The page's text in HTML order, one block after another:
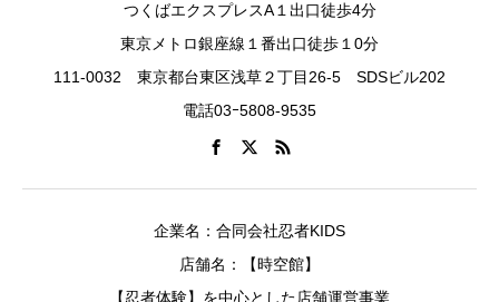
つくばエクスプレスA１出口徒歩4分
東京メトロ銀座線１番出口徒歩１0分
111-0032 東京都台東区浅草２丁目26-5 SDSビル202
電話03ｰ5808-9535
企業名：合同会社忍者KIDS
店舗名：【時空館】
【忍者体験】を中心とした店舗運営事業